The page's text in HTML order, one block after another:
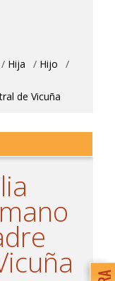
/ Hija / Hijo
/
de Vicuña